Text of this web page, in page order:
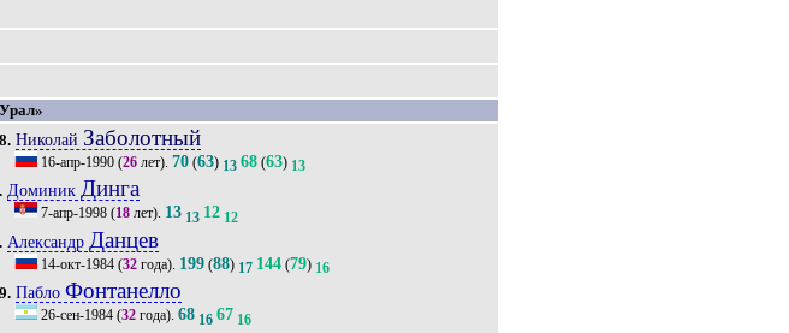
Николай Заболотный
16-апр-1990 (26 лет).70 (63) 13 68 (63) 13
ДоминикДинга
7-апр-1998 (18 лет). 13 13 12 12
Александр Данцев
14-окт-1984 (32 года). 199 (88) 17 144 (79) 16
ПаблоФонтанелло
26-сен-1984 (32 года).68 16 67 16